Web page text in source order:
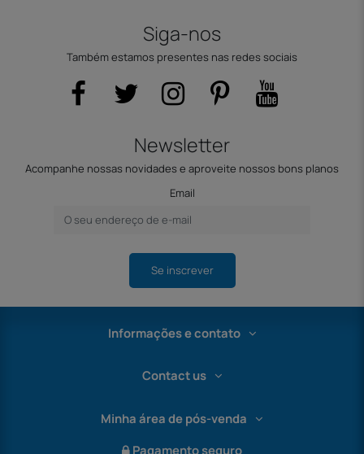
Siga-nos
Também estamos presentes nas redes sociais
Newsletter
Acompanhe nossas novidades e aproveite nossos bons planos
Email
Se inscrever
Informações e contato
Contact us
Minha área de pós-venda
Pagamento seguro